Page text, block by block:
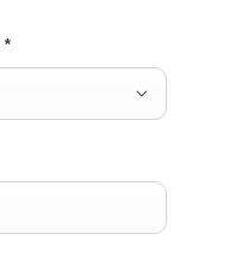
*